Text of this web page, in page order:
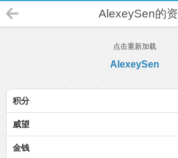
AlexeySen的
点击重新加载
AlexeySen
积分
威望
金钱